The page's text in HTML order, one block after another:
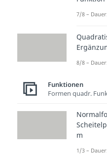
Die
7/8 –
8/8 –
Funktionen
Formen quadr.
m
1/3 –